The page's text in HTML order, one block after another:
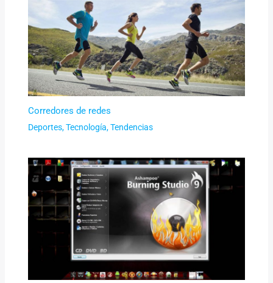
Corredores de redes
Deportes,Tecnología,Tendencias